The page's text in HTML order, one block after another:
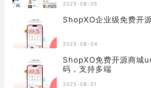
2025-08-05
ShopXO企业级免费开
2025-08-04
ShopXO免费开源商城
码，支持多端
2025-08-01